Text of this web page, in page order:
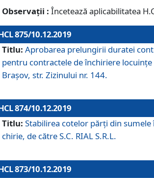
Observații : Încetează aplicabilitatea
875/10.12.2019
Titlu: Aprobarea prelungirii duratei
pentru contractele de închiriere locuinţe
Braşov, str. Zizinului nr. 144.
874/10.12.2019
Titlu: Stabilirea cotelor părți din sumele
chirie, de către S.C. RIAL S.R.L.
873/10.12.2019